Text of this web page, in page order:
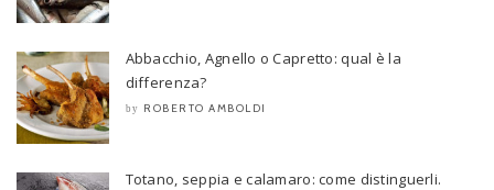
Abbacchio, Agnello o Capretto: qual è la
differenza?
by ROBERTO AMBOLDI
Totano, seppia e calamaro: come distinguerli.